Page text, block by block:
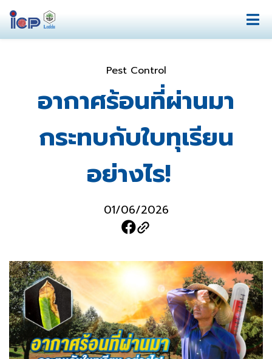
Pest Control
อากาศร้อนที่ผ่านมา
กระทบกับใบทุเรียน
อย่างไร!
01/06/2026